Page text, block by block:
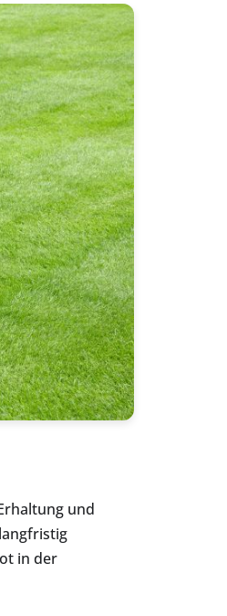
und
in der